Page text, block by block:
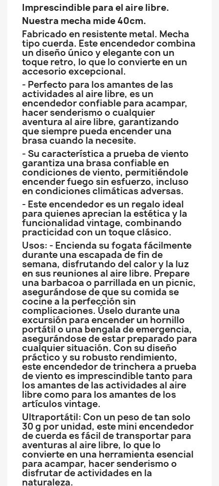
Imprescindible para el aire libre.
Nuestra mecha mide 40cm.
Fabricado en resistente metal. Mecha
tipo cuerda. Este encendedor combina
un diseño único y elegante con un
toque retro, lo que lo convierte en un
accesorio excepcional.
- Perfecto para los amantes de las
actividades al aire libre, es un
encendedor confiable para acampar,
hacer senderismo o cualquier
aventura al aire libre, garantizando
que siempre pueda encender una
brasa cuando la necesite.
- Su característica a prueba de viento
garantiza una brasa confiable en
condiciones de viento, permitiéndole
encender fuego sin esfuerzo, incluso
en condiciones climáticas adversas.
- Este encendedor es un regalo ideal
para quienes aprecian la estética y la
funcionalidad vintage, combinando
practicidad con un toque clásico.
Usos: - Encienda su fogata fácilmente
durante una escapada de fin de
semana, disfrutando del calor y la luz
en sus reuniones al aire libre. Prepare
una barbacoa o parrillada en un picnic,
asegurándose de que su comida se
cocine a la perfección sin
complicaciones. Úselo durante una
excursión para encender un hornillo
portátil o una bengala de emergencia,
asegurándose de estar preparado para
cualquier situación. Con su diseño
práctico y su robusto rendimiento,
este encendedor de trinchera a prueba
de viento es imprescindible tanto para
los amantes de las actividades al aire
libre como para los amantes de los
artículos vintage.
Ultraportátil: Con un peso de tan solo
30 g por unidad, este mini encendedor
de cuerda es fácil de transportar para
aventuras al aire libre, lo que lo
convierte en una herramienta esencial
para acampar, hacer senderismo o
disfrutar de actividades en la
naturaleza.